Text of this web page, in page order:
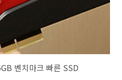
벤치마크 빠른 SSD